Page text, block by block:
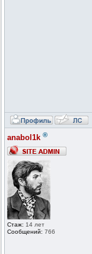
anabol1k ®
Стаж: 14 лет
Сообщений: 766